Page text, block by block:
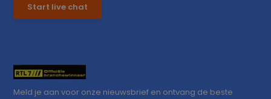
Start live chat
Meld je aan voor onze nieuwsbrief en ontvang de beste